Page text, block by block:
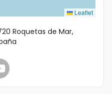
Leaflet
Roquetas de Mar,